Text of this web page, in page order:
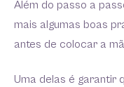
Além do passo a
mais algumas boas
antes de colocar a
Uma delas é garantir